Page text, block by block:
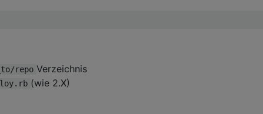
repo Verzeichnis
(wie 2.X)